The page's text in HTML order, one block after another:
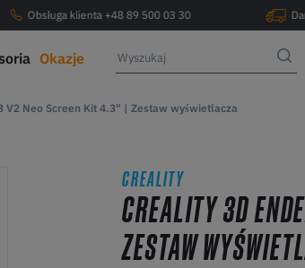
Obsługa klienta +48 89 500 03 30
Okazje
V2 Neo Screen Kit 4.3" | Zestaw wyświetlacza
CREALITY
CREALITY 3D
ZESTAW